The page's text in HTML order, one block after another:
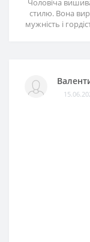
Чоловіча
стилю. Вона
мужність і